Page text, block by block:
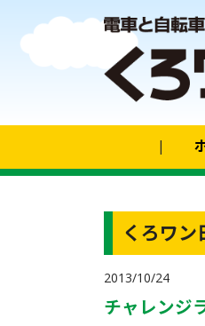
くろワン
2013/10/24
チャレンジ